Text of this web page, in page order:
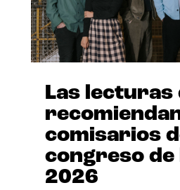
Las lecturas
comisarios
congreso de
2026